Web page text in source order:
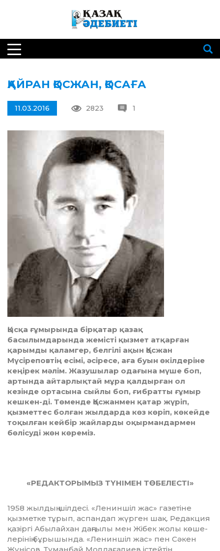
ҚАЙРАН ҚОСЖАН, ҚОСАҒА
11.03.2016 2823 1
Қысқа ғұмырында бірқатар қазақ
басылымдарында жемісті қызмет атқарған
қарымды қаламгер, белгілі ақын Қосжан
Мүсіреповтің есімі, әсіресе, аға буын өкілдеріне
кеңірек мәлім. Жазушылар одағына мүше боп,
артында айтарлықтай мұра қалдырған ол
кезінде ортасына сыйлы боп, ғибратты ғұмыр
кешкен-ді. Төменде Қосжанмен қатар жүріп,
қызметтес болған жылдарда көз көріп, көкейде
тоқылған кейбір жайларды оқырмандармен
бөлісуді жөн көреміз.
«РЕДАКТОРЫМЫЗ ТҮНІМЕН ТӨБЕЛЕСТІ»
1958 жылдың шілдесі. «Лениншіл жас» газетіне
қызметке тұрып, аспандап жүр­ген шақ. Редакция
қазіргі Абылайхан даңғылы мен Жібек жолы кө­ше­
ле­рі­нің бұрышында. «Лениншіл жас» пен Сәкен